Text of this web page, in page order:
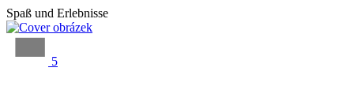
Spaß und Erlebnisse
5